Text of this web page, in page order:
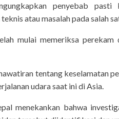
penyebab
atau masalah pada salah
mulai memeriksa
tentang keselamatan
udara saat ini di Asia.
menekankan bahwa
the-cinema